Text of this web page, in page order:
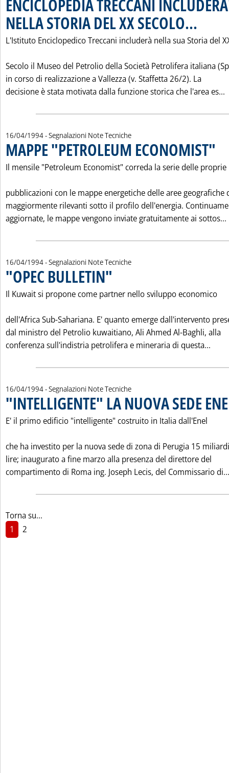
ENCICLOPEDIA TRECCANI
NELLA STORIA DEL XX SECOLO...
L'Istituto Enciclopedico Treccani includerà nella sua Storia del
Secolo il Museo del Petrolio della Società Petrolifera italiana
in corso di realizzazione a Vallezza (v. Staffetta 26/2). La
decisione è stata motivata dalla funzione storica che l'area es...
16/04/1994- Segnalazioni Note Tecniche
MAPPE "PETROLEUM ECONOMIST"
Il mensile "Petroleum Economist" correda la serie delle proprie
pubblicazioni con le mappe energetiche delle aree geografiche
maggiormente rilevanti sotto il profilo dell'energia.
aggiornate, le mappe vengono inviate gratuitamente ai sottos...
16/04/1994- Segnalazioni Note Tecniche
"OPEC BULLETIN"
Il Kuwait si propone come partner nello sviluppo economico
dell'Africa Sub-Sahariana. E' quanto emerge dall'intervento
dal ministro del Petrolio kuwaitiano, Ali Ahmed Al-Baghli, alla
conferenza sull'indistria petrolifera e mineraria di questa...
16/04/1994- Segnalazioni Note Tecniche
"INTELLIGENTE" LA NUOVA SEDE
E' il primo edificio "intelligente" costruito in Italia dall'Enel
che ha investito per la nuova sede di zona di Perugia 15
lire; inaugurato a fine marzo alla presenza del direttore del
compartimento di Roma ing. Joseph Lecis, del Commissario di...
Torna su...
1
2